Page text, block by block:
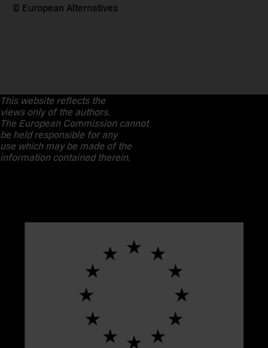
© European Alternatives
This website reflects the
views only of the authors.
The European Commission cannot
be held responsible for any
use which may be made of the
information contained therein.